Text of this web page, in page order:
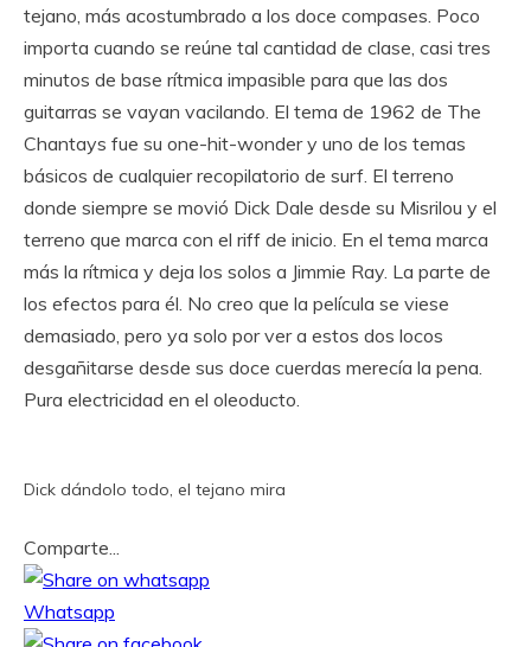
tejano, más acostumbrado a los doce compases. Poco
importa cuando se reúne tal cantidad de clase, casi tres
minutos de base rítmica impasible para que las dos
guitarras se vayan vacilando. El tema de 1962 de The
Chantays fue su one-hit-wonder y uno de los temas
básicos de cualquier recopilatorio de surf. El terreno
donde siempre se movió Dick Dale desde su Misrilou y el
terreno que marca con el riff de inicio. En el tema marca
más la rítmica y deja los solos a Jimmie Ray. La parte de
los efectos para él. No creo que la película se viese
demasiado, pero ya solo por ver a estos dos locos
desgañitarse desde sus doce cuerdas merecía la pena.
Pura electricidad en el oleoducto.
Dick dándolo todo, el tejano mira
Comparte...
Whatsapp